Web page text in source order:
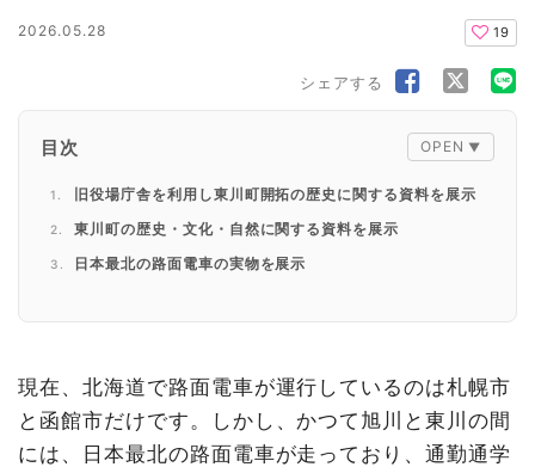
2026.05.28 19
シェアする
目次
旧役場庁舎を利用し東川町開拓の歴史に関する資料を展示
東川町の歴史・文化・自然に関する資料を展示
日本最北の路面電車の実物を展示
現在、北海道で路面電車が運行しているのは札幌市
と函館市だけです。しかし、かつて旭川と東川の間
には、日本最北の路面電車が走っており、通勤通学